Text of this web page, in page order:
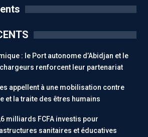
: le Port autonome d’Abidjan et le
renforcent leur partenariat
appellent à une mobilisation contre
et la traite des êtres humains
milliards FCFA investis pour
sanitaires et éducatives